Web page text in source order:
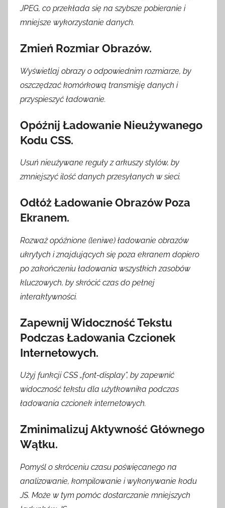
JPEG, co przekłada się na szybsze pobieranie i
mniejsze wykorzystanie danych.
Zmień Rozmiar Obrazów.
Wyświetlaj obrazy o odpowiednim rozmiarze, by
oszczędzać komórkową transmisję danych i
przyspieszyć ładowanie.
Opóźnij Ładowanie Nieużywanego
Kodu CSS.
Usuń nieużywane reguły z arkuszy stylów, by
zmniejszyć ilość danych przesyłanych w sieci.
Odłóż Ładowanie Obrazów Poza
Ekranem.
Rozważ opóźnione (leniwe) ładowanie obrazów
ukrytych i znajdujących się poza ekranem dopiero
po zakończeniu ładowania wszystkich zasobów
kluczowych, by skrócić czas do pełnej
interaktywności.
Zapewnij Widoczność Tekstu
Podczas Ładowania Czcionek
Internetowych.
Użyj funkcji CSS „font-display”, by zapewnić
widoczność tekstu dla użytkownika podczas
ładowania czcionek internetowych.
Zminimalizuj Aktywność Głównego
Wątku.
Pomyśl o skróceniu czasu poświęcanego na
analizowanie, kompilowanie i wykonywanie kodu
JS. Może w tym pomóc dostarczanie mniejszych